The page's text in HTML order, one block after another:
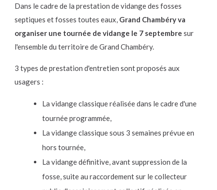
Dans le cadre de la prestation de vidange des fosses
septiques et fosses toutes eaux, Grand Chambéry va
organiser une tournée de vidange le 7 septembre sur
l'ensemble du territoire de Grand Chambéry.
3 types de prestation d'entretien sont proposés aux
usagers :
La vidange classique réalisée dans le cadre d'une
tournée programmée,
La vidange classique sous 3 semaines prévue en
hors tournée,
La vidange définitive, avant suppression de la
fosse, suite au raccordement sur le collecteur